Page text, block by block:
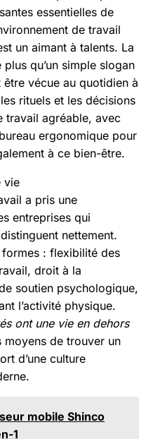
essentielles de
de travail
un aimant à talents. La
qu’un simple slogan
vécue au quotidien à
rituels et les décisions
travail agréable, avec
ergonomique pour
à ce bien-être.
vie
a pris une
entreprises qui
nettement.
: flexibilité des
droit à la
soutien psychologique,
l’activité physique.
ont une vie en dehors
de trouver un
d’une culture
mobile Shinco
1